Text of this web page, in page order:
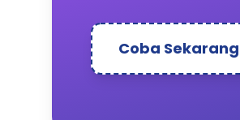
Coba Sekarang